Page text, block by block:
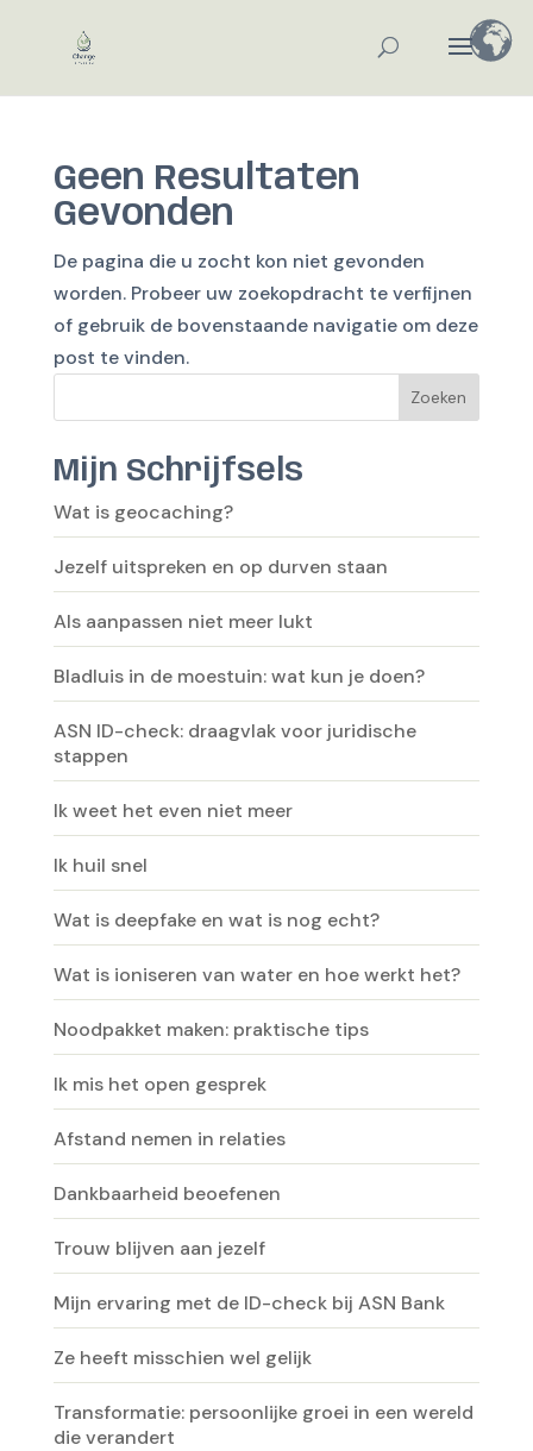
Geen Resultaten
Gevonden
De pagina die u zocht kon niet gevonden
worden. Probeer uw zoekopdracht te verfijnen
of gebruik de bovenstaande navigatie om deze
post te vinden.
Zoeken
Mijn Schrijfsels
Wat is geocaching?
Jezelf uitspreken en op durven staan
Als aanpassen niet meer lukt
Bladluis in de moestuin: wat kun je doen?
ASN ID-check: draagvlak voor juridische
stappen
Ik weet het even niet meer
Ik huil snel
Wat is deepfake en wat is nog echt?
Wat is ioniseren van water en hoe werkt het?
Noodpakket maken: praktische tips
Ik mis het open gesprek
Afstand nemen in relaties
Dankbaarheid beoefenen
Trouw blijven aan jezelf
Mijn ervaring met de ID-check bij ASN Bank
Ze heeft misschien wel gelijk
Transformatie: persoonlijke groei in een wereld
die verandert